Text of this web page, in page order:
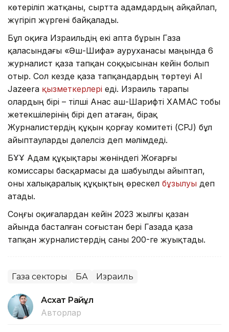
көтеріліп жатқаны, сыртта адамдардың айқайлап,
жүгіріп жүргені байқалады.
Бұл оқиға Израильдің екі апта бұрын Газа
қаласындағы «Әш-Шифа» ауруханасы маңында 6
журналист қаза тапқан соққысынан кейін болып
отыр. Сол кезде қаза тапқандардың төртеуі Al
Jazeera қызметкерлері еді. Израиль тарапы
олардың бірі – тілші Анас аш-Шарифті ХАМАС тобы
жетекшілерінің бірі деп атаған, бірақ
Журналистердің құқын қорғау комитеті (CPJ) бұл
айыптауларды дәлелсіз деп мәлімдеді.
БҰҰ Адам құқықтары жөніндегі Жоғарғы
комиссары басқармасы да шабуылды айыптап,
оны халықаралық құқықтың өрескел бұзылуы деп
атады.
Соңғы оқиғалардан кейін 2023 жылғы қазан
айында басталған соғыстан бері Газада қаза
тапқан журналистердің саны 200-ге жуықтады.
Газа секторы БАҚ Израиль
Асхат Райқұл
Авторлар